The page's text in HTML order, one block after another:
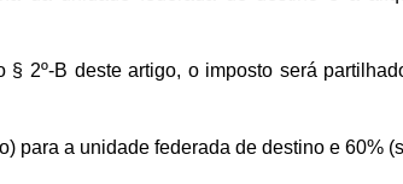
2º-B deste artigo, o imposto será
para a unidade federada de destino e 60%